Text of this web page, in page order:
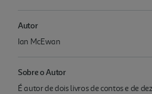
Autor
Ian McEwan
Sobre o Autor
É autor de dois livros de contos e de